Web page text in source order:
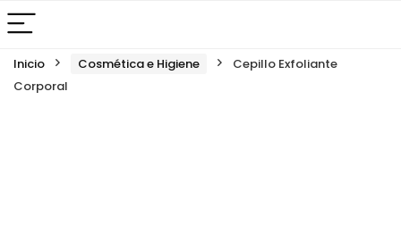
Inicio Cosmética e Higiene
Cepillo Exfoliante
Corporal